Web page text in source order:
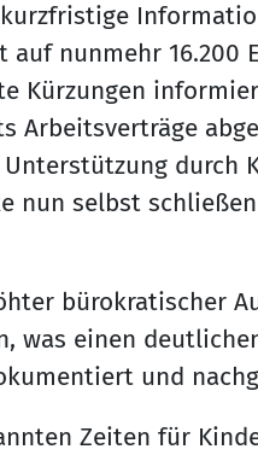
nunmehr 16.200
Kürzungen
Arbeitsverträge
Unterstützung
nun selbst
bürokratischer
was einen
und
Zeiten für